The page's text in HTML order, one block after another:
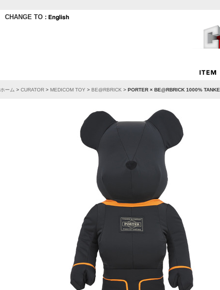
CHANGE TO :
ホーム > CURATOR > MEDICOM TOY > BE@RBRICK > PORTER × BE@RBRICK 1000%